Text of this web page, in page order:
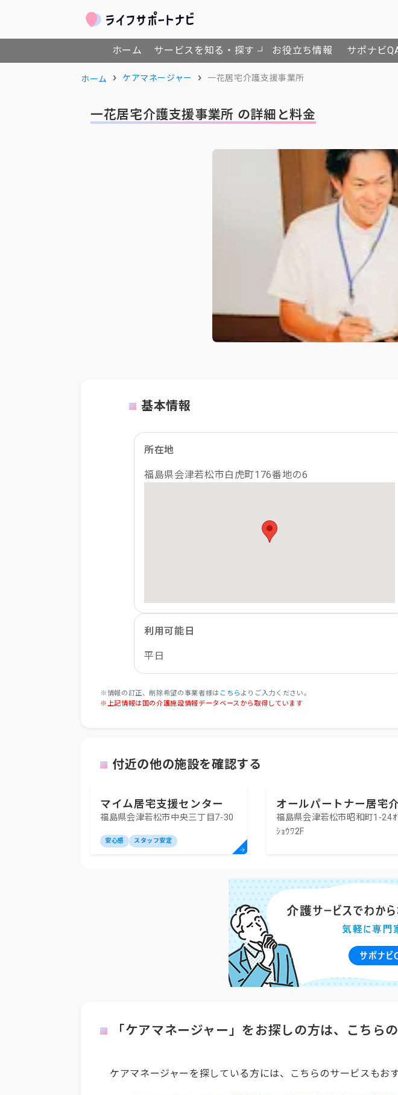
ホーム サービスを知る・探す お役立ち情報 サポナビ
ホーム ケアマネージャー 一花居宅介護支援事業所
一花居宅介護支援事業所 の詳細と料金
基本情報
所在地
福島県会津若松市白虎町176番地の6
利用可能日
平日
※情報の訂正、削除希望の事業者様は こちら よりご入力ください。
※上記情報は国の介護施設情報データベースから取得しています
付近の他の施設を確認する
マイム居宅支援センター
福島県会津若松市中央三丁目7-30
安心感 スタッフ安定
オールパートナー居宅
支援事業所
福島県会津若松市昭和町1-24ｵ
ｼｮｳﾜ2F
「ケアマネージャー」をお探しの方は、こちら
ケアマネージャーを探している方には、こちらのサービスもお